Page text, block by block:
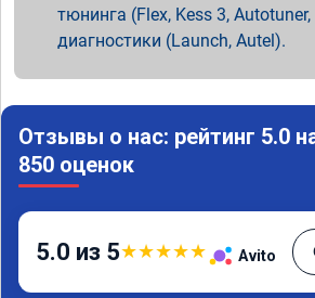
тюнинга (Flex, Kess 3,
диагностики (Launch, Autel).
Отзывы о нас: рейтинг 5.0
850 оценок
5.0 из 5★★★★★ Avito